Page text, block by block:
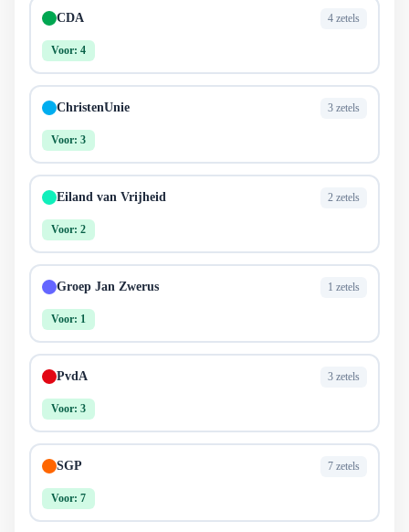
CDA 4 zetels
Voor: 4
ChristenUnie 3 zetels
Voor: 3
Eiland van Vrijheid 2 zetels
Voor: 2
Groep Jan Zwerus 1 zetels
Voor: 1
PvdA 3 zetels
Voor: 3
SGP 7 zetels
Voor: 7